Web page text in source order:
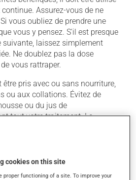
Assurez-vous de ne
vous oubliez de prendre une
vous y pensez. S'il est presque
suivante, laissez simplement
Ne doublez pas la dose
vous rattraper.
être pris avec ou sans nourriture,
ou aux collations. Évitez de
ou du jus de
tout votre traitement. Le
sensiblement modifier l'effet de
excessive d'alcool durant le
cookies on this site
proper functioning of a site. To improve your